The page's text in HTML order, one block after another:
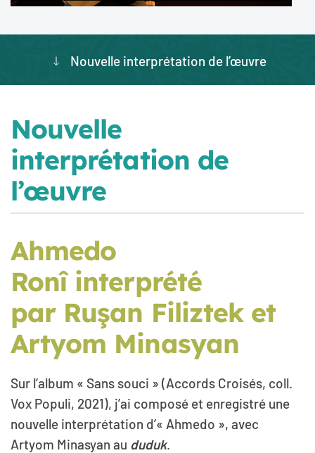
Nouvelle interprétation de l’œuvre
Nouvelle
interprétation de
l’œuvre
Ahmedo
Ronî interprété
par Ruşan Filiztek et
Artyom Minasyan
Sur l’album « Sans souci » (Accords Croisés, coll.
Vox Populi, 2021), j’ai composé et enregistré une
nouvelle interprétation d’« Ahmedo », avec
Artyom Minasyan au duduk.